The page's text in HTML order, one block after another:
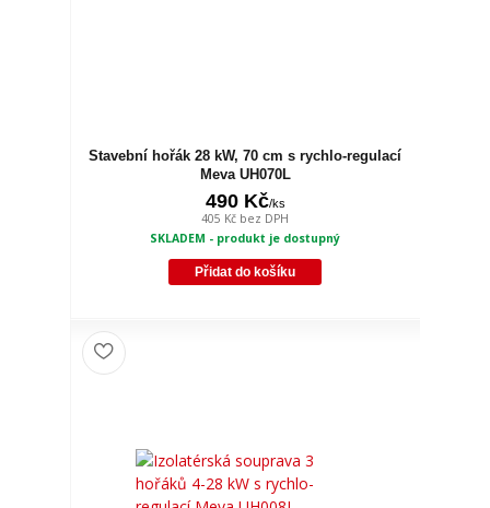
Stavební hořák 28 kW, 70 cm s rychlo-regulací
Meva UH070L
490 Kč/ks
405 Kč bez DPH
SKLADEM - produkt je dostupný
Přidat do košíku